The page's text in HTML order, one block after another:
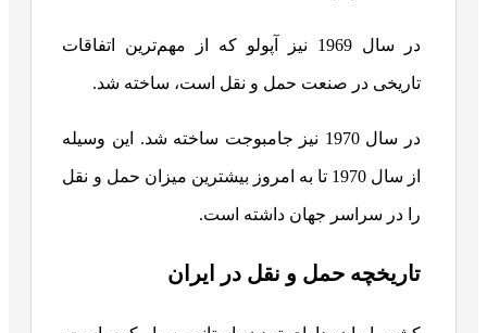
در سال 1969 نیز آپولو که از مهم‌ترین اتفاقات
تاریخی در صنعت حمل و نقل است، ساخته شد.
در سال 1970 نیز جامبوجت ساخته شد. این وسیله
از سال 1970 تا به امروز بیشترین میزان حمل و نقل
را در سراسر جهان داشته است.
تاریخچه حمل و نقل در ایران